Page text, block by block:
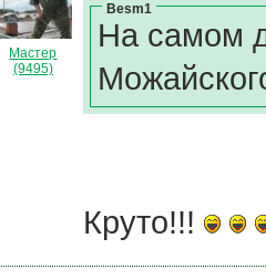
Мастер
(9495)
Besm1
На самом
Круто!!!